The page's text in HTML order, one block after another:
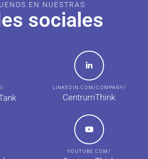
EN NUESTRAS
sociales
LINKEDIN.COM/COMPANY/
CentrumThink
YOUTUBE.COM/